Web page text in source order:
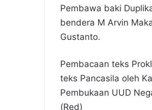
Pembawa baki
bendera M Arvin
Gustanto.
Pembacaan teks
teks Pancasila oleh
Pembukaan UUD
(Red)